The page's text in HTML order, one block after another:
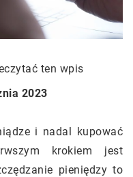
ten wpis
2023
i nadal kupować
krokiem jest
pieniędzy to